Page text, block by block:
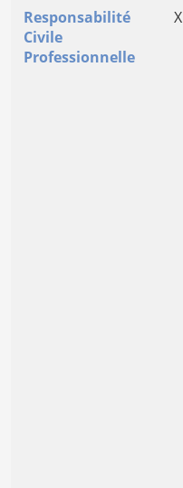
Responsabilité
Civile
Professionnelle
X